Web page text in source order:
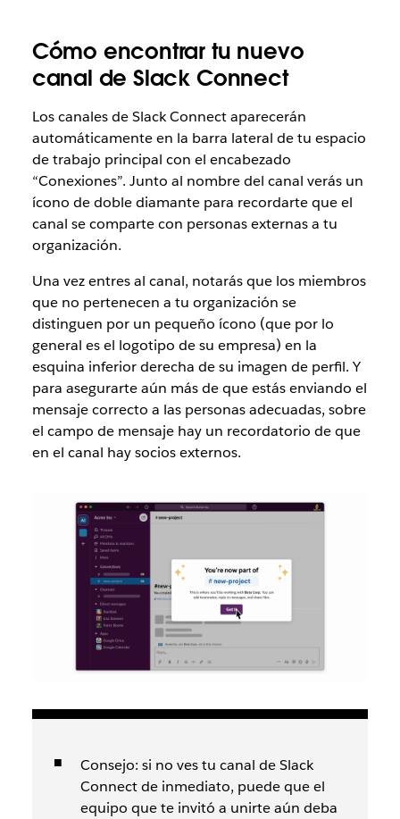
Cómo encontrar tu nuevo
canal de Slack Connect
Los canales de Slack Connect aparecerán
automáticamente en la barra lateral de tu espacio
de trabajo principal con el encabezado
“Conexiones”. Junto al nombre del canal verás un
ícono de doble diamante para recordarte que el
canal se comparte con personas externas a tu
organización.
Una vez entres al canal, notarás que los miembros
que no pertenecen a tu organización se
distinguen por un pequeño ícono (que por lo
general es el logotipo de su empresa) en la
esquina inferior derecha de su imagen de perfil. Y
para asegurarte aún más de que estás enviando el
mensaje correcto a las personas adecuadas, sobre
el campo de mensaje hay un recordatorio de que
en el canal hay socios externos.
Consejo: si no ves tu canal de Slack
Connect de inmediato, puede que el
equipo que te invitó a unirte aún deba